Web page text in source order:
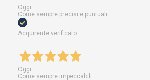
Oggi
Come sempre precisi e puntuali
Acquirente verificato
Oggi
Come sempre impeccabili